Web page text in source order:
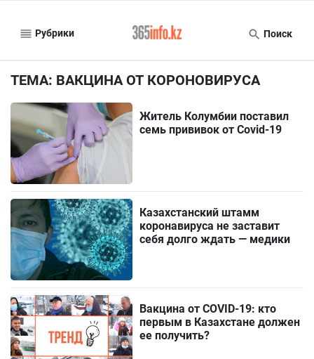
Рубрики Поиск
ТЕМА: ВАКЦИНА ОТ КОРОНОВИРУСА
Житель Колумбии поставил
семь прививок от Covid-19
Казахстанский штамм
коронавируса не заставит
себя долго ждать — медики
Вакцина от COVID-19: кто
первым в Казахстане должен
ее получить?